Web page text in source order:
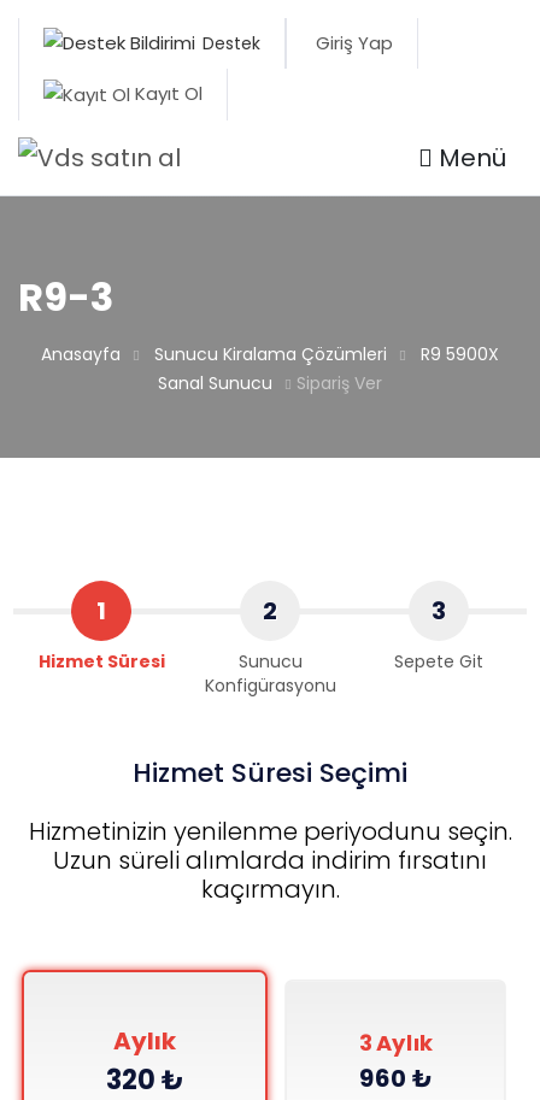
Destek
Giriş Yap
Kayıt Ol
Menü
R9-3
Anasayfa Sunucu Kiralama Çözümleri
R9 5900X
Sanal Sunucu
Sipariş Ver
1
Hizmet Süresi
2
Sunucu
Konfigürasyonu
3
Sepete Git
Hizmet Süresi Seçimi
Hizmetinizin yenilenme periyodunu seçin.
Uzun süreli alımlarda indirim fırsatını
kaçırmayın.
Aylık
320 ₺
3 Aylık
960 ₺